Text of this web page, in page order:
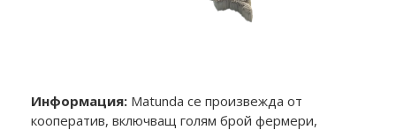
Информация: Matunda се произвежда от
кооператив, включващ голям брой фермери,